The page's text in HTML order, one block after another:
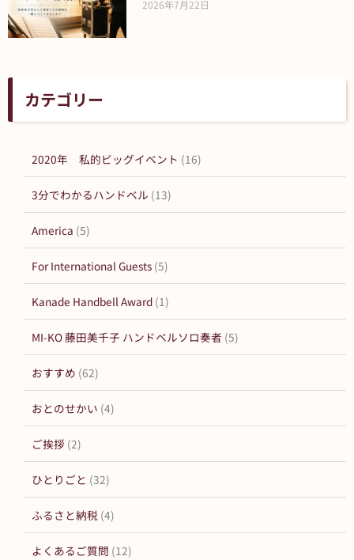
2026年7月22日
カテゴリー
2020年 私的ビッグイベント (16)
3分でわかるハンドベル (13)
America (5)
For International Guests (5)
Kanade Handbell Award (1)
MI-KO 藤田美千子 ハンドベルソロ奏者 (5)
おすすめ (62)
おとのせかい (4)
ご挨拶 (2)
ひとりごと (32)
ふるさと納税 (4)
よくあるご質問 (12)